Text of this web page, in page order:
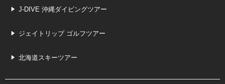
J-DIVE 沖縄ダイビングツアー
ジェイトリップ ゴルフツアー
北海道スキーツアー